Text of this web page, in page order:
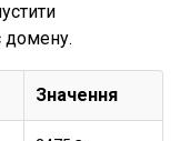
домену.
Значення